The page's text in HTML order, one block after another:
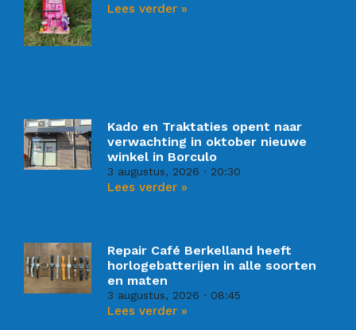
Lees verder »
Kado en Traktaties opent naar
verwachting in oktober nieuwe
winkel in Borculo
3 augustus, 2026 20:30
Lees verder »
Repair Café Berkelland heeft
horlogebatterijen in alle soorten
en maten
3 augustus, 2026 08:45
Lees verder »